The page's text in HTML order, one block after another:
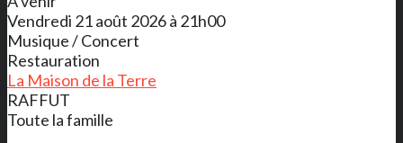
Vendredi 21 août 2026 à 21h00
Musique / Concert
Restauration
La Maison de la Terre
RAFFUT
Toute la famille